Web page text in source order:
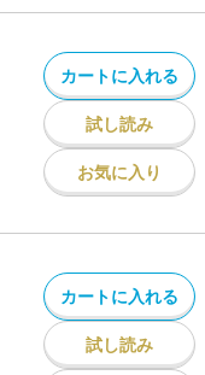
カートに入れる
試し読み
お気に入り
カートに入れる
試し読み